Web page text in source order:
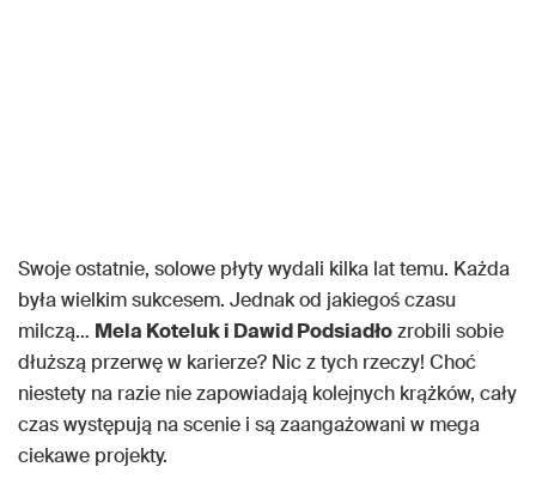
Swoje ostatnie, solowe płyty wydali kilka lat temu. Każda
była wielkim sukcesem. Jednak od jakiegoś czasu
milczą… Mela Koteluk i Dawid Podsiadłozrobili sobie
dłuższą przerwę w karierze? Nic z tych rzeczy! Choć
niestety na razie nie zapowiadają kolejnych krążków, cały
czas występują na scenie i są zaangażowani w mega
ciekawe projekty.